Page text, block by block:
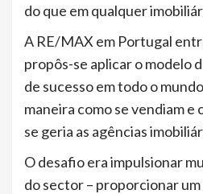
do que em qualquer
A RE/MAX em Portugal
propôs-se aplicar o modelo
de sucesso em todo o
maneira como se vendiam e
se geria as agências
O desafio era impulsionar
do sector – proporcionar